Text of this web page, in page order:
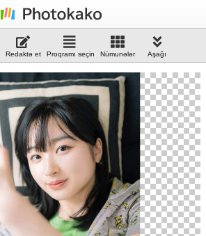
Redaktə et Proqramı seçin Nümunələr Aşağı